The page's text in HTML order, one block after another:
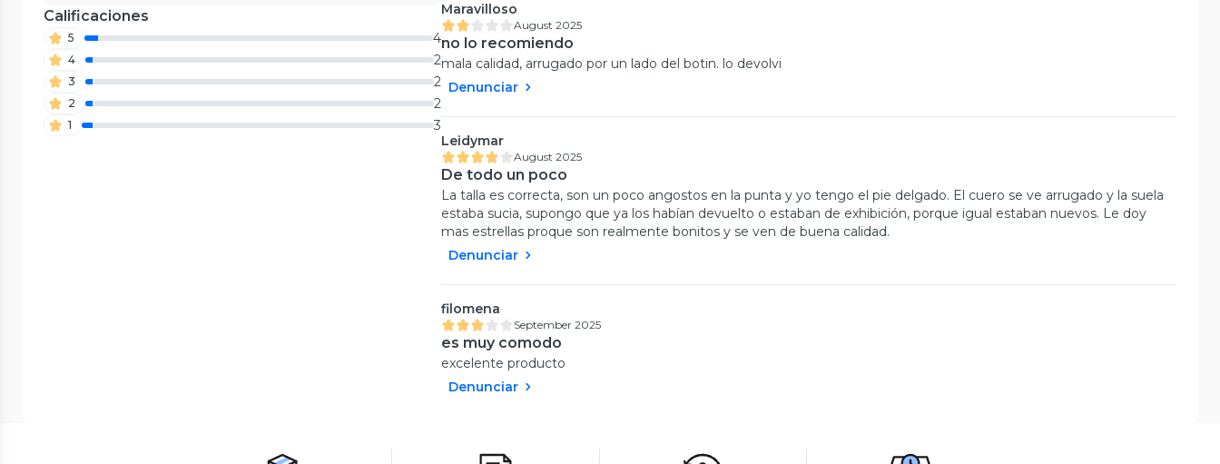
Calificaciones
5 4
4 2
3 2
2 2
1 3
Maravilloso
August 2025
no lo recomiendo
mala calidad, arrugado por un lado del botin. lo devolvi
Denunciar
Leidymar
August 2025
De todo un poco
La talla es correcta, son un poco angostos en la punta y yo tengo el pie delgado. El cuero se ve arrugado y la suela
estaba sucia, supongo que ya los habían devuelto o estaban de exhibición, porque igual estaban nuevos. Le doy
mas estrellas proque son realmente bonitos y se ven de buena calidad.
Denunciar
filomena
September 2025
es muy comodo
excelente producto
Denunciar